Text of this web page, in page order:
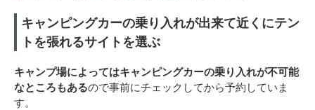
キャンピングカーの乗り入れが出来て近くにテン
トを張れるサイトを選ぶ
キャンプ場によってはキャンピングカーの乗り入れが不可能
なところもあるので事前にチェックしてから予約していま
す。